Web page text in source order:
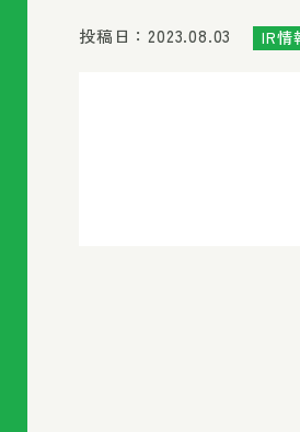
投稿日：2023.08.03 IR情